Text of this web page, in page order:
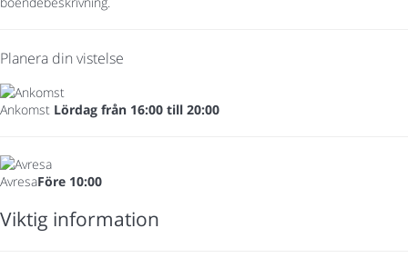
Planera din vistelse
Ankomst Lördag från 16:00 till 20:00
AvresaFöre 10:00
Viktig information